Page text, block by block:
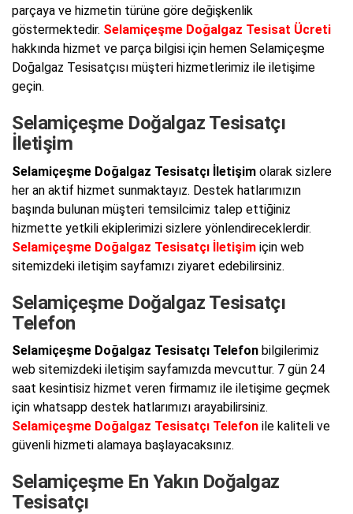
parçaya ve hizmetin türüne göre değişkenlik
göstermektedir. Selamiçeşme Doğalgaz Tesisat Ücreti
hakkında hizmet ve parça bilgisi için hemen Selamiçeşme
Doğalgaz Tesisatçısı müşteri hizmetlerimiz ile iletişime
geçin.
Selamiçeşme Doğalgaz Tesisatçı
İletişim
Selamiçeşme Doğalgaz Tesisatçı İletişim olarak sizlere
her an aktif hizmet sunmaktayız. Destek hatlarımızın
başında bulunan müşteri temsilcimiz talep ettiğiniz
hizmette yetkili ekiplerimizi sizlere yönlendireceklerdir.
Selamiçeşme Doğalgaz Tesisatçı İletişim için web
sitemizdeki iletişim sayfamızı ziyaret edebilirsiniz.
Selamiçeşme Doğalgaz Tesisatçı
Telefon
Selamiçeşme Doğalgaz Tesisatçı Telefon bilgilerimiz
web sitemizdeki iletişim sayfamızda mevcuttur. 7 gün 24
saat kesintisiz hizmet veren firmamız ile iletişime geçmek
için whatsapp destek hatlarımızı arayabilirsiniz.
Selamiçeşme Doğalgaz Tesisatçı Telefon ile kaliteli ve
güvenli hizmeti alamaya başlayacaksınız.
Selamiçeşme En Yakın Doğalgaz
Tesisatçı